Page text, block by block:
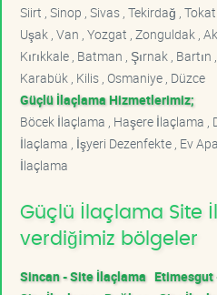
Siirt , Sinop , Sivas , Tekirdağ ,
Uşak , Van , Yozgat , Zonguldak ,
Kırıkkale , Batman , Şırnak , Bartın
Karabük , Kilis , Osmaniye , Düzce
Güçlü İlaçlama Hizmetlerimiz;
Böcek İlaçlama , Haşere İlaçlama ,
İlaçlama , İşyeri Dezenfekte , Ev
İlaçlama
Güçlü İlaçlama Site
verdiğimiz bölgeler
Sincan - Site İlaçlama Etimesgut